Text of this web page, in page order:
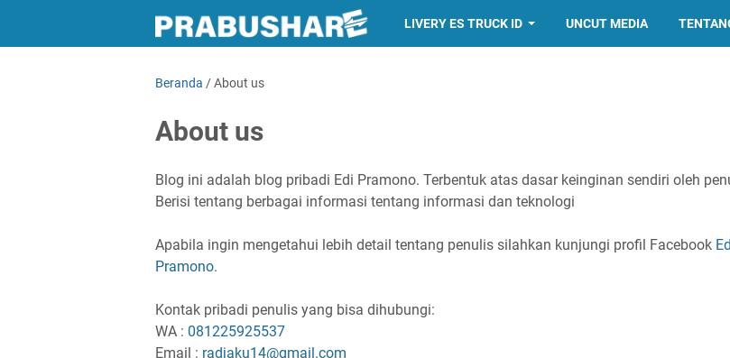
LIVERY ES TRUCK ID UNCUT MEDIA
Beranda /About us
About us
Blog ini adalah blog pribadi Edi Pramono. Terbentuk atas dasar keinginan sendiri oleh
Berisi tentang berbagai informasi tentang informasi dan teknologi
Apabila ingin mengetahui lebih detail tentang penulis silahkan kunjungi profil Facebook
Pramono.
Kontak pribadi penulis yang bisa dihubungi:
WA : 081225925537
Email : radjaku14@gmail.com